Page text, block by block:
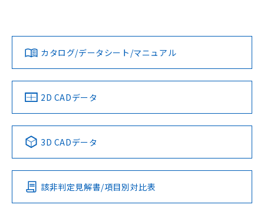
ダウンロードデータをご利用いただく前に、以下を必ずお読
みください。
ソフトウェアの使用条件
対応済み
中国 RoHS 注意事項・凡例
Pb Hg Cd Cr(VI)
O
カタログ/データシート/マニュアル
2D CADデータ
3D CADデータ
該非判定見解書/項目別対比表